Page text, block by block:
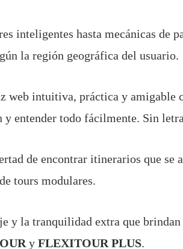
inteligentes hasta mecánicas de
la región geográfica del usuario.
web intuitiva, práctica y amigable
entender todo fácilmente. Sin
de encontrar itinerarios que se
tours modulares.
y la tranquilidad extra que brindan
y FLEXITOUR PLUS.